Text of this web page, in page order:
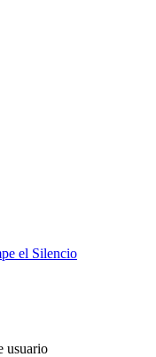
el Silencio
usuario